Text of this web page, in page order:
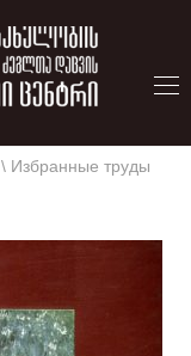
\ Избранные труды